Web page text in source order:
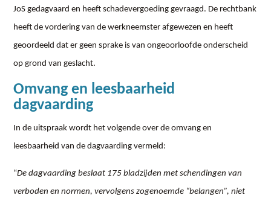
JoS gedagvaard en heeft schadevergoeding gevraagd. De rechtbank
heeft de vordering van de werkneemster afgewezen en heeft
geoordeeld dat er geen sprake is van ongeoorloofde onderscheid
op grond van geslacht.
Omvang en leesbaarheid
dagvaarding
In de uitspraak wordt het volgende over de omvang en
leesbaarheid van de dagvaarding vermeld:
“De dagvaarding beslaat 175 bladzijden met schendingen van
verboden en normen, vervolgens zogenoemde “belangen”, niet